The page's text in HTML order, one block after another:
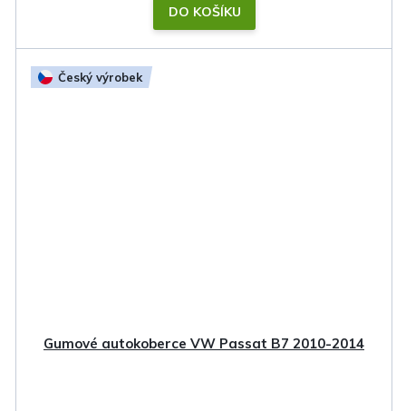
DO KOŠÍKU
Český výrobek
Gumové autokoberce VW Passat B7 2010-2014